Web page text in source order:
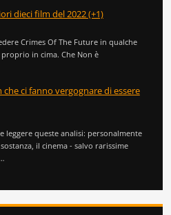
dieci film del 2022 (+1)
Crimes Of The Future in qualche
in cima. Che Non è
che ci fanno vergognare di essere
leggere queste analisi: personalmente
il cinema - salvo rarissime